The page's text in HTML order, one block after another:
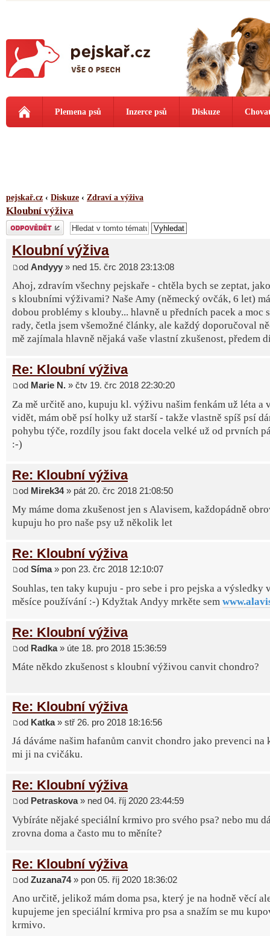
Plemena psů Inzerce psů Diskuze
pejskař.cz ‹ Diskuze ‹ Zdraví a výživa
Kloubní výživa
Odeslat odpověď
Kloubní výživa
od Andyyy » ned 15. črc 2018 23:13:08
Ahoj, zdravím všechny pejskaře - chtěla bych se zeptat,
s kloubními výživami? Naše Amy (německý ovčák, 6 let)
dobou problémy s klouby... hlavně u předních pacek a moc
rady, četla jsem všemožné články, ale každý doporučoval
mě zajímala hlavně nějaká vaše vlastní zkušenost, předem
Re: Kloubní výživa
od Marie N. » čtv 19. črc 2018 22:30:20
Za mě určitě ano, kupuju kl. výživu našim fenkám už léta a
vidět, mám obě psí holky už starší - takže vlastně spíš psí
pohybu týče, rozdíly jsou fakt docela velké už od prvních
:-)
Re: Kloubní výživa
od Mirek34» pát 20. črc 2018 21:08:50
My máme doma zkušenost jen s Alavisem, každopádně
kupuju ho pro naše psy už několik let
Re: Kloubní výživa
od Síma» pon 23. črc 2018 12:10:07
Souhlas, ten taky kupuju - pro sebe i pro pejska a výsledky
měsíce používání :-) Kdyžtak Andyy mrkěte sem
Re: Kloubní výživa
od Radka» úte 18. pro 2018 15:36:59
Máte někdo zkušenost s kloubní výživou canvit chondro?
Re: Kloubní výživa
od Katka» stř 26. pro 2018 18:16:56
Já dáváme našim hafanům canvit chondro jako prevenci
mi ji na cvičáku.
Re: Kloubní výživa
od Petraskova» ned 04. říj 2020 23:44:59
Vybíráte nějaké speciální krmivo pro svého psa? nebo mu
zrovna doma a často mu to měníte?
Re: Kloubní výživa
od Zuzana74» pon 05. říj 2020 18:36:02
Ano určitě, jelikož mám doma psa, který je na hodně věcí
kupujeme jen speciální krmiva pro psa a snažím se mu
krmivo.